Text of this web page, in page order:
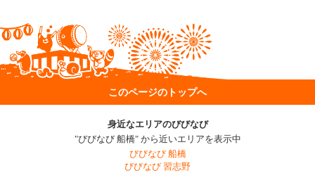
このページのトップへ
身近なエリアのびびなび
"びびなび 船橋" から近いエリアを表示中
びびなび 船橋
びびなび 習志野